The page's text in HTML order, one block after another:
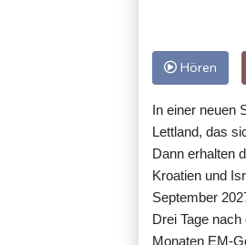
Hören
In einer neuen
Lettland, das
Dann erhalten
Kroatien und
September
Drei Tage
Monaten EM-